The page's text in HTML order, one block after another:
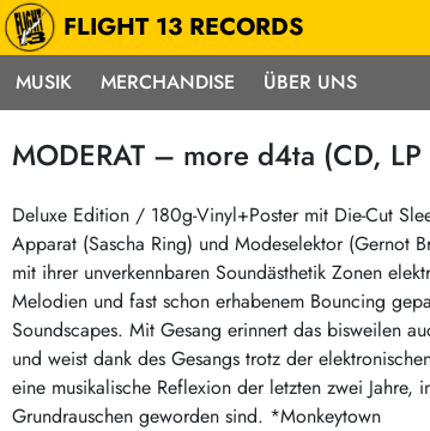
FLIGHT 13 RECORDS
MUSIK
Musik
Alle Neuheiten
Pre-Order
Highlights
Exklusiv & Limitiert
Neu auf Lager
Sonderangebote
Midprice
Punk / HC
Hardcore
Emo
Postpunk / New
Punkrock
60s / Garage
Beat / Surf
60s / Garage /
MERCHANDISE ÜBER UNS
MODERAT – more d4ta (CD,
Deluxe Edition / 180g-Vinyl+Poster mit Die-Cut
Apparat (Sascha Ring) und Modeselektor (Gernot
mit ihrer unverkennbaren Soundästhetik Zonen
Melodien und fast schon erhabenem Bouncing
Soundscapes. Mit Gesang erinnert das bisweilen
und weist dank des Gesangs trotz der
eine musikalische Reflexion der letzten zwei
Grundrauschen geworden sind. *Monkeytown